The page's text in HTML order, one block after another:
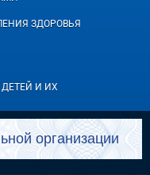
ЗДОРОВЬЯ
И ИХ
организации